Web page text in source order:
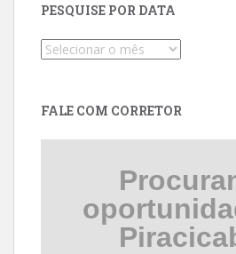
PESQUISE POR DATA
Pesquise
FALE COM CORRETOR